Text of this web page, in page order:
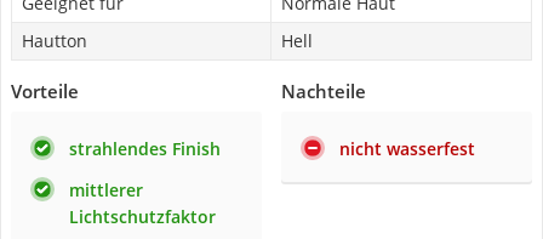
Hautton
Hell
Vorteile
strahlendes Finish
mittlerer
Lichtschutzfaktor
Nachteile
nicht wasserfest